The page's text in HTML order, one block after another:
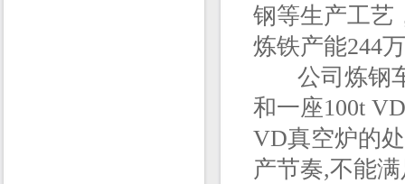
钢等生产工艺
炼铁产能244
公司炼钢车
和一座100t
VD真空炉的
产节奏,不能